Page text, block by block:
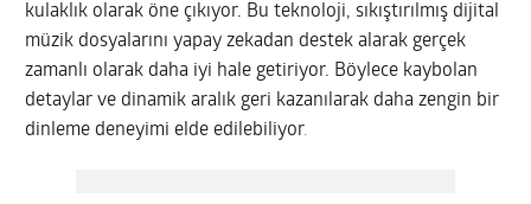
kulaklık olarak öne çıkıyor. Bu teknoloji, sıkıştırılmış dijital
müzik dosyalarını yapay zekadan destek alarak gerçek
zamanlı olarak daha iyi hale getiriyor. Böylece kaybolan
detaylar ve dinamik aralık geri kazanılarak daha zengin bir
dinleme deneyimi elde edilebiliyor.